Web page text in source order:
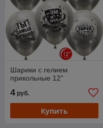
Шарики с гелием
прикольные 12"
4 руб.
Купить